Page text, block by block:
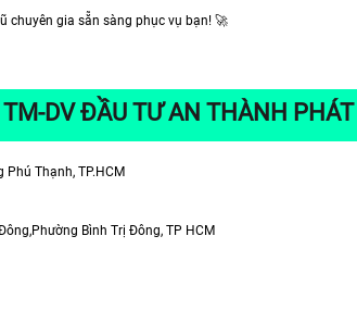
chuyên gia sẵn sàng phục vụ bạn! 🚀
DV ĐẦU TƯ AN THÀNH
Phú Thạnh, TP.HCM
Bình Trị Đông, TP HCM